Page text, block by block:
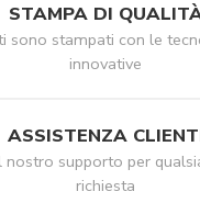
STAMPA DI
sono stampati con le
innovative
ASSISTENZA
nostro supporto per
richiesta